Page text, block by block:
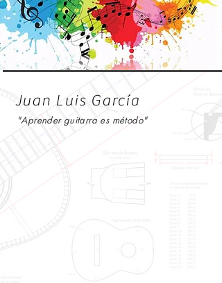
Juan Luis García
"Aprender guitarra es método"